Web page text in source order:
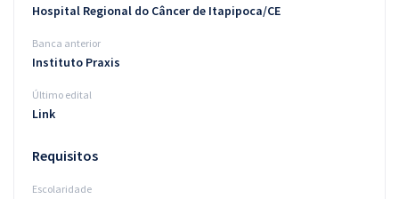
Aprovados
Atendimento
Hospital Regional do Câncer de Itapipoca/CE
Banca anterior
Instituto Praxis
Último edital
Link
Requisitos
Escolaridade